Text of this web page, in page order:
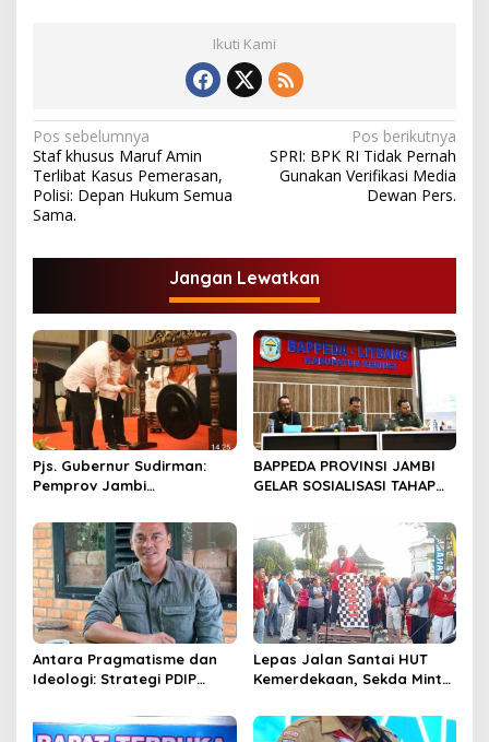
B
u
o
Ikuti Kami
N
a
v
i
g
s
i
p
o
s
Pos sebelumnya
Staf khusus Maruf Amin
Terlibat Kasus Pemerasan,
Polisi: Depan Hukum Semua
Sama.
Pos berikutnya
SPRI: BPK RI Tidak Pernah
Gunakan Verifikasi Media
Dewan Pers.
Jangan Lewatkan
Pjs. Gubernur Sudirman:
Pemprov Jambi
Pertumbuhan Ekonomi
Hijau
BAPPEDA PROVINSI JAMBI
GELAR SOSIALISASI TAHAP
JAMBI BERKOMITMEN
MENGIMPLEMENTASIKAN
REDD+”
Antara Pragmatisme dan
Ideologi: Strategi PDIP
Lepas Jalan Santai HUT
Kemerdekaan, Sekda Minta
Membangun Bangsa